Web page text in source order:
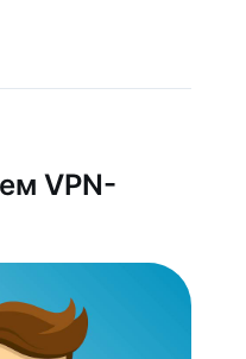
VPN-